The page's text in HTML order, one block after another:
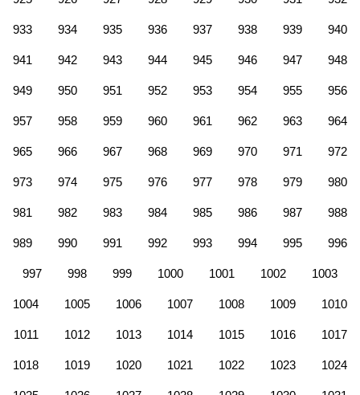
933 934 935 936 937 938 939 940
941 942 943 944 945 946 947 948
949 950 951 952 953 954 955 956
957 958 959 960 961 962 963 964
965 966 967 968 969 970 971 972
973 974 975 976 977 978 979 980
981 982 983 984 985 986 987 988
989 990 991 992 993 994 995 996
997 998 999 1000 1001 1002 1003
1004 1005 1006 1007 1008 1009 1010
1011 1012 1013 1014 1015 1016 1017
1018 1019 1020 1021 1022 1023 1024